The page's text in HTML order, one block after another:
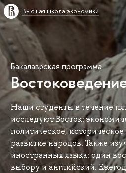
Высшая школа экономики
Бакалаврская программа
Наши студенты в течение
исследуют Восток:
политическое,
развитие народов. Также
иностранных языка: один
выбору и английский.